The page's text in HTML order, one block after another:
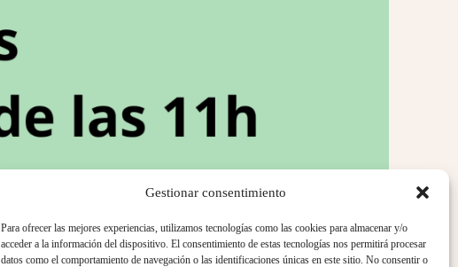
Gestionar consentimiento
Para ofrecer las mejores experiencias, utilizamos tecnologías como las cookies para almacenar y/o
acceder a la información del dispositivo. El consentimiento de estas tecnologías nos permitirá procesar
datos como el comportamiento de navegación o las identificaciones únicas en este sitio. No consentir o